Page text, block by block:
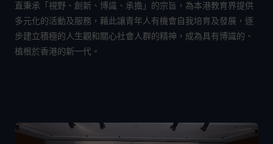
直秉承「視野、創新、博識、承擔」的宗旨，為本港教育界提供
多元化的活動及服務，藉此讓青年人有機會自我培育及發展，逐
步建立積極的人生觀和關心社會人群的精神，成為具有博識的、
植根於香港的新一代。